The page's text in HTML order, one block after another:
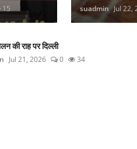
15 suadmin Jul 22,
की राह पर दिल्ली
Jul 21, 2026 0 34